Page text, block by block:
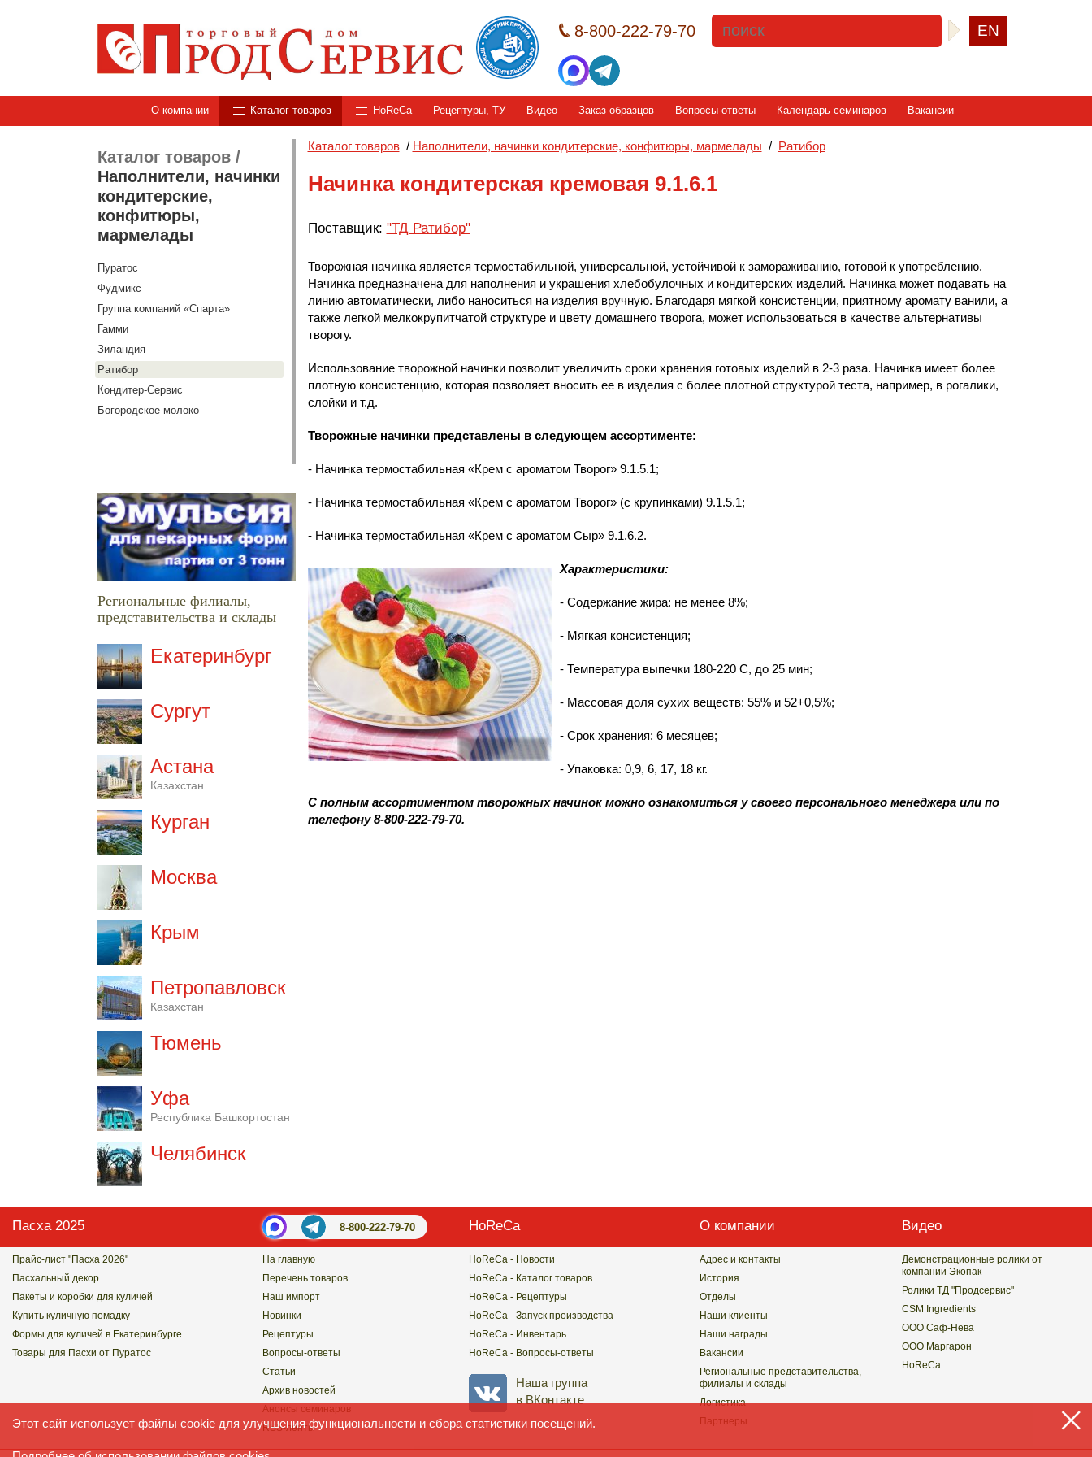
8-800-222-79-70 EN
О компании Каталог товаров HoReCa Рецептуры, ТУ Видео Заказ образцов Вопросы-ответы Календарь семинаров Вакансии
Каталог товаров/
Наполнители, начинки
кондитерские,
конфитюры,
мармелады
Пуратос
Фудмикс
Группа компаний «Спарта»
Гамми
Зиландия
Ратибор
Кондитер-Сервис
Богородское молоко
Региональные филиалы,
представительства и склады
Екатеринбург
Сургут
Астана
Казахстан
Курган
Москва
Крым
Петропавловск
Казахстан
Тюмень
Уфа
Республика Башкортостан
Челябинск
Каталог товаров/ Наполнители, начинки кондитерские, конфитюры, мармелады / Ратибор
Начинка кондитерская кремовая 9.1.6.1
Поставщик: "ТД Ратибор"
Творожная начинка является термостабильной, универсальной, устойчивой к замораживанию, готовой к употреблению.
Начинка предназначена для наполнения и украшения хлебобулочных и кондитерских изделий. Начинка может подавать на
линию автоматически, либо наноситься на изделия вручную. Благодаря мягкой консистенции, приятному аромату ванили, а
также легкой мелкокрупитчатой структуре и цвету домашнего творога, может использоваться в качестве альтернативы
творогу.
Использование творожной начинки позволит увеличить сроки хранения готовых изделий в 2-3раза. Начинка имеет более
плотную консистенцию, которая позволяет вносить ее в изделия с более плотной структурой теста, например, в рогалики,
слойки и т.д.
Творожные начинки представлены в следующем ассортименте:
- Начинка термостабильная «Крем с ароматом Творог» 9.1.5.1;
- Начинка термостабильная «Крем с ароматом Творог» (с крупинками) 9.1.5.1;
- Начинка термостабильная «Крем с ароматом Сыр» 9.1.6.2.
Характеристики:
- Содержание жира: не менее 8%;
- Мягкая консистенция;
- Температура выпечки 180-220С, до 25 мин;
- Массовая доля сухих веществ: 55% и 52+0,5%;
- Срок хранения: 6 месяцев;
- Упаковка: 0,9, 6, 17, 18 кг.
С полным ассортиментом творожных начинок можно ознакомиться у своего персонального менеджера или по
телефону8-800-222-79-70.
Пасха 2025 8-800-222-79-70 HoReCa О компании Видео
Прайс-лист "Пасха 2026"
Пасхальный декор
Пакеты и коробки для куличей
Купить куличную помадку
Формы для куличей в Екатеринбурге
Товары для Пасхи от Пуратос
На главную
Перечень товаров
Наш импорт
Новинки
Рецептуры
Вопросы-ответы
Статьи
Архив новостей
Анонсы семинаров
RSS-ленты
HoReCa - Новости
HoReCa - Каталог товаров
HoReCa - Рецептуры
HoReCa - Запуск производства
HoReCa - Инвентарь
HoReCa - Вопросы-ответы
Наша группа
в ВКонтакте
Адрес и контакты
История
Отделы
Наши клиенты
Наши награды
Вакансии
Региональные представительства,
филиалы и склады
Логистика
Партнеры
Демонстрационные ролики от
компании Экопак
Ролики ТД "Продсервис"
CSM Ingredients
ООО Саф-Нева
ООО Маргарон
HoReCa.
Этот сайт использует файлы cookie для улучшения функциональности и сбора статистики посещений.